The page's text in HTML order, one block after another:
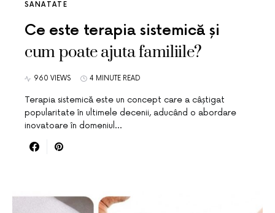
SANATATE
Ce este terapia sistemică și
cum poate ajuta familiile?
960 VIEWS 4 MINUTE READ
Terapia sistemică este un concept care a câștigat
popularitate în ultimele decenii, aducând o abordare
inovatoare în domeniul…